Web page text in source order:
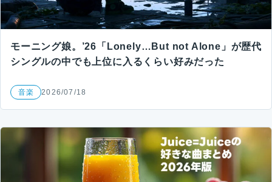
モーニング娘。’26「Lonely…But not Alone」が歴代
シングルの中でも上位に入るくらい好みだった
音楽 2026/07/18